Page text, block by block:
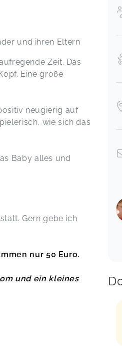
und ihren Eltern
Zeit. Das
Eine große
neugierig auf
wie sich das
Baby alles und
Gern gebe ich
nur 50 Euro.
und ein kleines